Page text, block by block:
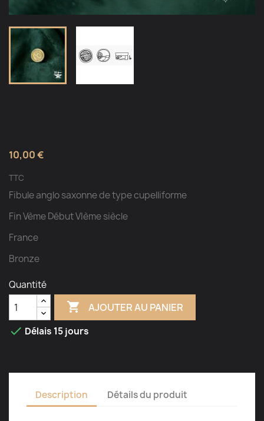
10,00 €
TTC
Fibule anglo saxonne de type cupelliforme
Fin Vème Début VIème siècle
France
Bronze
Quantité
 AJOUTER AU PANIER
 Délais 15 jours
Description Détails du produit